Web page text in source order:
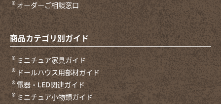
オーダーご相談窓口
商品カテゴリ別ガイド
ミニチュア家具ガイド
ドールハウス用部材ガイド
電器・LED関連ガイド
ミニチュア小物類ガイド